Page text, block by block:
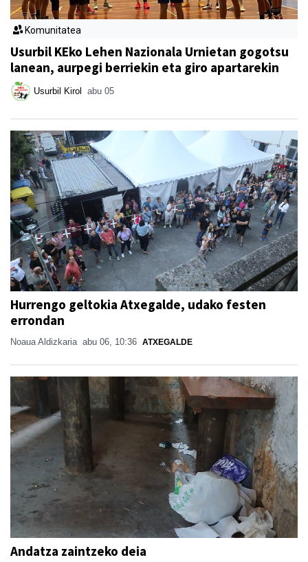
Komunitatea
Usurbil KEko Lehen Nazionala Urnietan gogotsu
lanean, aurpegi berriekin eta giro apartarekin
Usurbil Kirol abu 05
Hurrengo geltokia Atxegalde, udako festen
errondan
Noaua Aldizkaria abu 06, 10:36 ATXEGALDE
Andatza zaintzeko deia